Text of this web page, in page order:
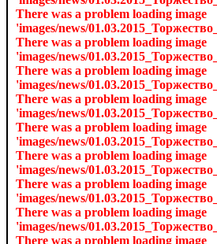
There was a problem loading image
'images/news/
There was a problem loading image
'images/news/
There was a problem loading image
'images/news/
There was a problem loading image
'images/news/
There was a problem loading image
'images/news/
There was a problem loading image
'images/news/
There was a problem loading image
'images/news/
There was a problem loading image
'images/news/
There was a problem loading image